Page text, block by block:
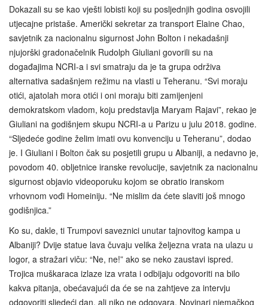
Dokazali su se kao vješti lobisti koji su posljednjih godina osvojili
utjecajne pristaše. Američki sekretar za transport Elaine Chao,
savjetnik za nacionalnu sigurnost John Bolton i nekadašnji
njujorški gradonačelnik Rudolph Giuliani govorili su na
događajima NCRI-a i svi smatraju da je ta grupa održiva
alternativa sadašnjem režimu na vlasti u Teheranu. “Svi moraju
otići, ajatolah mora otići i oni moraju biti zamijenjeni
demokratskom vladom, koju predstavlja Maryam Rajavi”, rekao je
Giuliani na godišnjem skupu NCRI-a u Parizu u julu 2018. godine.
“Sljedeće godine želim imati ovu konvenciju u Teheranu”, dodao
je. I Giuliani i Bolton čak su posjetili grupu u Albaniji, a nedavno je,
povodom 40. obljetnice iranske revolucije, savjetnik za nacionalnu
sigurnost objavio videoporuku kojom se obratio iranskom
vrhovnom vođi Homeiniju. “Ne mislim da ćete slaviti još mnogo
godišnjica.”
Ko su, dakle, ti Trumpovi saveznici unutar tajnovitog kampa u
Albaniji? Dvije statue lava čuvaju velika željezna vrata na ulazu u
logor, a stražari viču: “Ne, ne!” ako se neko zaustavi ispred.
Trojica muškaraca izlaze iza vrata i odbijaju odgovoriti na bilo
kakva pitanja, obećavajući da će se na zahtjeve za intervju
odgovoriti sljedeći dan, ali niko ne odgovara. Novinari njemačkog